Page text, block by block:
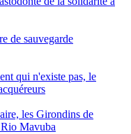
de sauvegarde
qui n'existe pas, le
les Girondins de
Mavuba